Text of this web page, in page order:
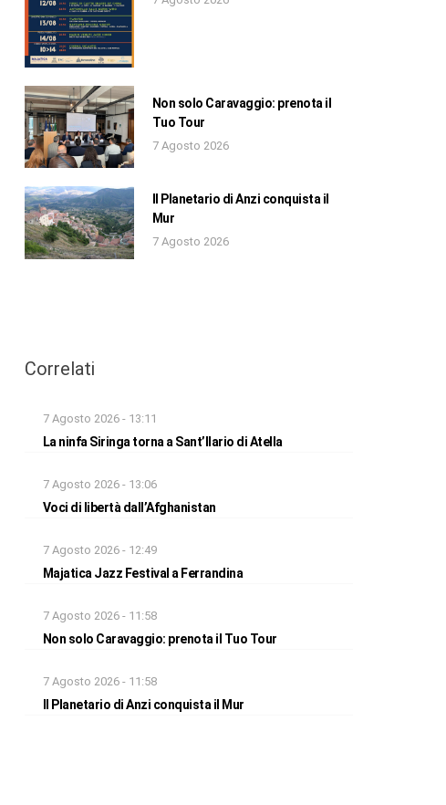
Non solo Caravaggio: prenota il
Tuo Tour
7 Agosto 2026
Il Planetario di Anzi conquista il
Mur
7 Agosto 2026
Correlati
7 Agosto 2026 - 13:11
La ninfa Siringa torna a Sant’Ilario di Atella
7 Agosto 2026 - 13:06
Voci di libertà dall’Afghanistan
7 Agosto 2026 - 12:49
Majatica Jazz Festival a Ferrandina
7 Agosto 2026 - 11:58
Non solo Caravaggio: prenota il Tuo Tour
7 Agosto 2026 - 11:58
Il Planetario di Anzi conquista il Mur